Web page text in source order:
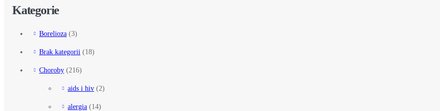
Kategorie
Borelioza (3)
Brak kategorii (18)
Choroby (216)
aids i hiv (2)
alergia (14)